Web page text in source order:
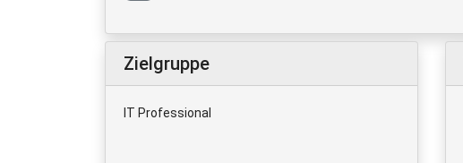
Zielgruppe
IT Professional